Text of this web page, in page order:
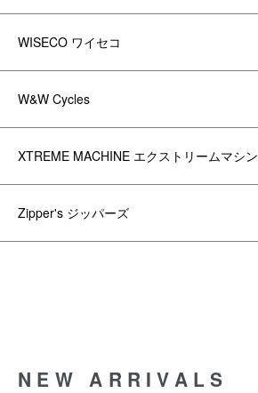
WISECO ワイセコ
W&W Cycles
XTREME MACHINE エクストリームマシン
Zipper's ジッパーズ
NEW ARRIVALS